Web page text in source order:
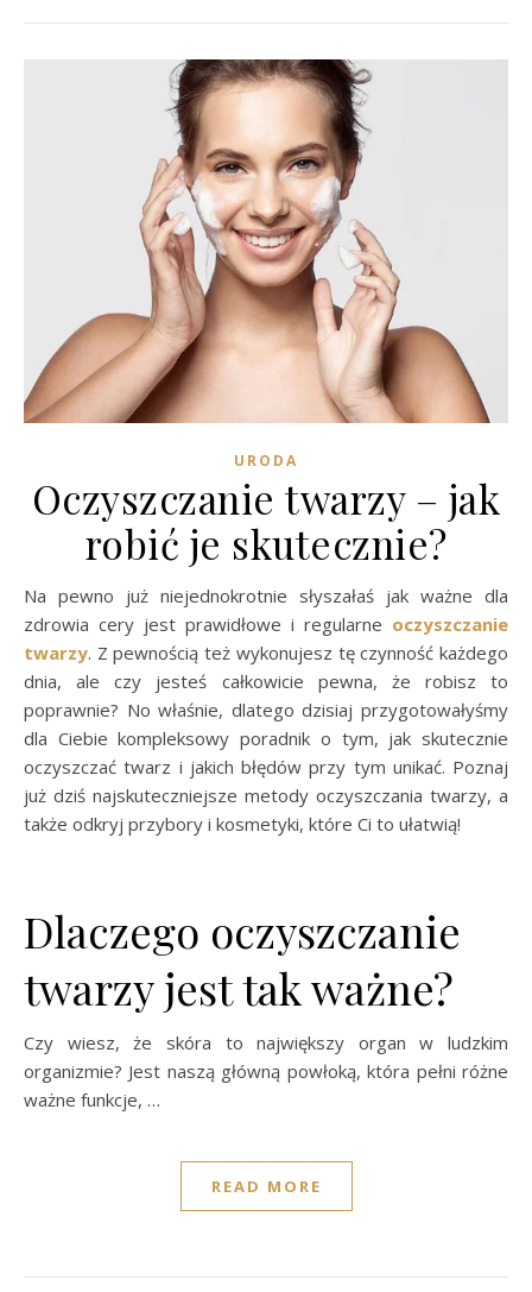
URODA
Oczyszczanie twarzy – jak
robić je skutecznie?
Na pewno już niejednokrotnie słyszałaś jak ważne dla
zdrowia cery jest prawidłowe i regularne oczyszczanie
twarzy. Z pewnością też wykonujesz tę czynność każdego
dnia, ale czy jesteś całkowicie pewna, że robisz to
poprawnie? No właśnie, dlatego dzisiaj przygotowałyśmy
dla Ciebie kompleksowy poradnik o tym, jak skutecznie
oczyszczać twarz i jakich błędów przy tym unikać. Poznaj
już dziś najskuteczniejsze metody oczyszczania twarzy, a
także odkryj przybory i kosmetyki, które Ci to ułatwią!
Dlaczego oczyszczanie
twarzy jest tak ważne?
Czy wiesz, że skóra to największy organ w ludzkim
organizmie? Jest naszą główną powłoką, która pełni różne
ważne funkcje, …
READ MORE